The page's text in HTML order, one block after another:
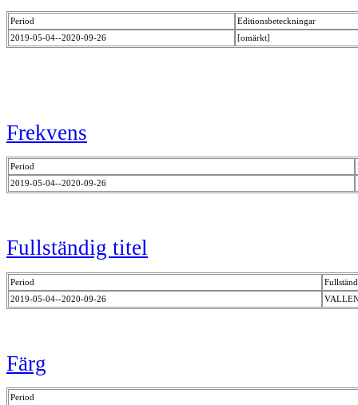
Period
Editionsbeteckningar
2019-05-04--2020-09-26
[omärkt]
Frekvens
Period
2019-05-04--2020-09-26
Fullständig titel
Period
2019-05-04--2020-09-26
Färg
Period